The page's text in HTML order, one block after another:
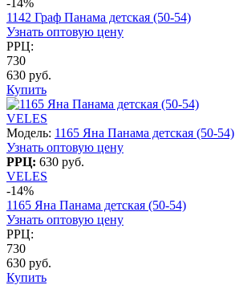
1142 Граф Панама детская (50-54)
Узнать оптовую цену
РРЦ:
730
630 руб.
Купить
VELES
Модель: 1165 Яна Панама детская (50-54)
Узнать оптовую цену
РРЦ: 630 руб.
VELES
-14%
1165 Яна Панама детская (50-54)
Узнать оптовую цену
РРЦ:
730
630 руб.
Купить